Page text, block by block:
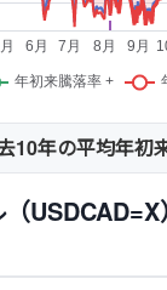
10年の平均年初